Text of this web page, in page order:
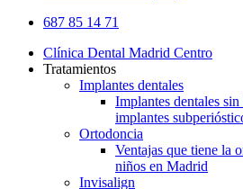
Close
687 85 14 71
Clínica Dental Madrid Centro
Tratamientos
Implantes dentales
Implantes dentales
implantes
Ortodoncia
Ventajas que tiene la
niños en Madrid
Invisalign